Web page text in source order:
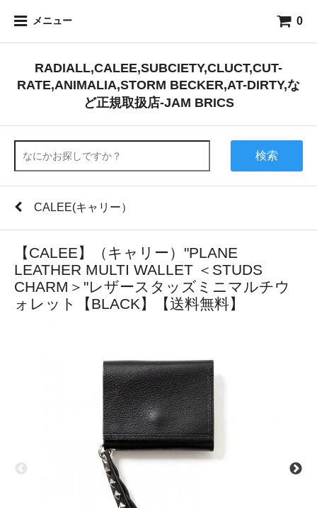
メニュー 0
RADIALL,CALEE,SUBCIETY,CLUCT,CUT-
RATE,ANIMALIA,STORM BECKER,AT-DIRTY,な
ど正規取扱店-JAM BRICS
検索
CALEE(キャリー）
【CALEE】（キャリー）"PLANE
LEATHER MULTI WALLET ＜STUDS
CHARM＞"レザースタッズミニマルチウ
ォレット【BLACK】【送料無料】